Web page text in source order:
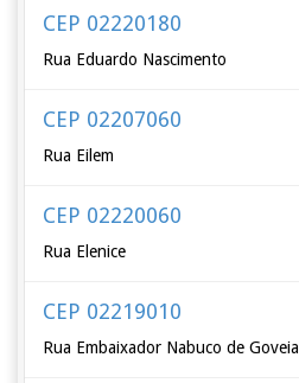
CEP 02220180
Rua Eduardo Nascimento
CEP 02207060
Rua Eilem
CEP 02220060
Rua Elenice
CEP 02219010
Rua Embaixador Nabuco de Goveia